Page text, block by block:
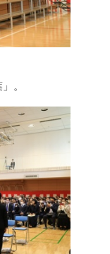
。